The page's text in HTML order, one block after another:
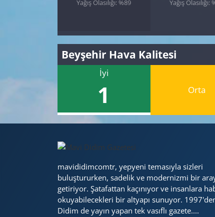
Yağış Olasılığı: %89
Yağış Olasılığı:
Beyşehir Hava Kalitesi
İyi
1 Orta
mavididimcomtr, yepyeni temasıyla sizleri
buluştururken, sadelik ve modernizmi bir
getiriyor. Şatafattan kaçınıyor ve insanlara
okuyabilecekleri bir altyapı sunuyor.
Didim de yayın yapan tek vasıflı gazete....